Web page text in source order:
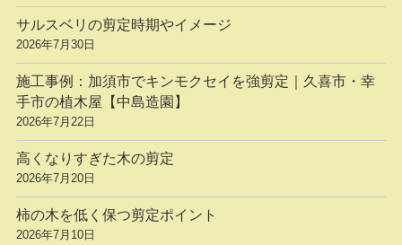
サルスベリの剪定時期やイメージ
2026年7月30日
施工事例：加須市でキンモクセイを強剪定｜久喜市・幸
手市の植木屋【中島造園】
2026年7月22日
高くなりすぎた木の剪定
2026年7月20日
柿の木を低く保つ剪定ポイント
2026年7月10日